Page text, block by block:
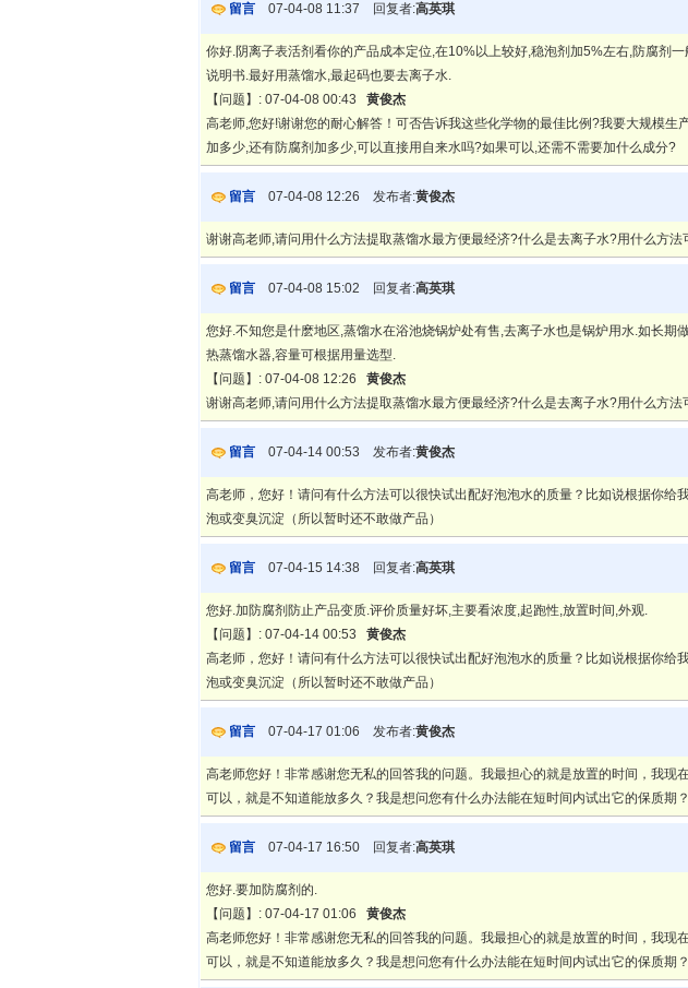
留言 07-04-08 11:37 回复者:高英琪
你好.阴离子表活剂看你的产品成本定位,在10%以上较好,稳泡剂加5%左右,防腐剂
说明书.最好用蒸馏水,最起码也要去离子水.
【问题】: 07-04-08 00:43 黄俊杰
高老师,您好!谢谢您的耐心解答！可否告诉我这些化学物的最佳比例?我要大规模生
加多少,还有防腐剂加多少,可以直接用自来水吗?如果可以,还需不需要加什么成分?
留言 07-04-08 12:26 发布者:黄俊杰
谢谢高老师,请问用什么方法提取蒸馏水最方便最经济?什么是去离子水?用什么方法
留言 07-04-08 15:02 回复者:高英琪
您好.不知您是什麽地区,蒸馏水在浴池烧锅炉处有售,去离子水也是锅炉用水.如长期
热蒸馏水器,容量可根据用量选型.
【问题】: 07-04-08 12:26 黄俊杰
谢谢高老师,请问用什么方法提取蒸馏水最方便最经济?什么是去离子水?用什么方法
留言 07-04-14 00:53 发布者:黄俊杰
高老师，您好！请问有什么方法可以很快试出配好泡泡水的质量？比如说根据你给
泡或变臭沉淀（所以暂时还不敢做产品）
留言 07-04-15 14:38 回复者:高英琪
您好.加防腐剂防止产品变质.评价质量好坏,主要看浓度,起跑性,放置时间,外观.
【问题】: 07-04-14 00:53 黄俊杰
高老师，您好！请问有什么方法可以很快试出配好泡泡水的质量？比如说根据你给
泡或变臭沉淀（所以暂时还不敢做产品）
留言 07-04-17 01:06 发布者:黄俊杰
高老师您好！非常感谢您无私的回答我的问题。我最担心的就是放置的时间，我现
可以，就是不知道能放多久？我是想问您有什么办法能在短时间内试出它的保质期
留言 07-04-17 16:50 回复者:高英琪
您好.要加防腐剂的.
【问题】: 07-04-17 01:06 黄俊杰
高老师您好！非常感谢您无私的回答我的问题。我最担心的就是放置的时间，我现
可以，就是不知道能放多久？我是想问您有什么办法能在短时间内试出它的保质期